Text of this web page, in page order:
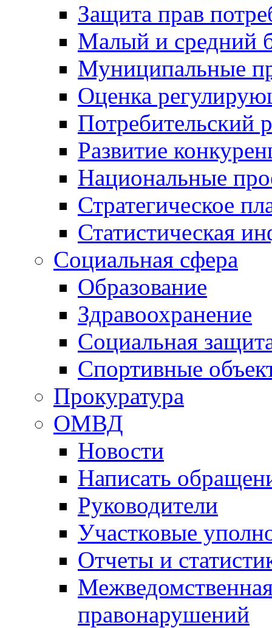
Защита прав
Малый и средний
Муниципальные
Оценка
Потребительский
Развитие
Национальные
Стратегическое
Статистическая
Социальная сфера
Образование
Здравоохранение
Социальная
Спортивные
Прокуратура
ОМВД
Новости
Написать
Руководители
Участковые
Отчеты и
правонарушений